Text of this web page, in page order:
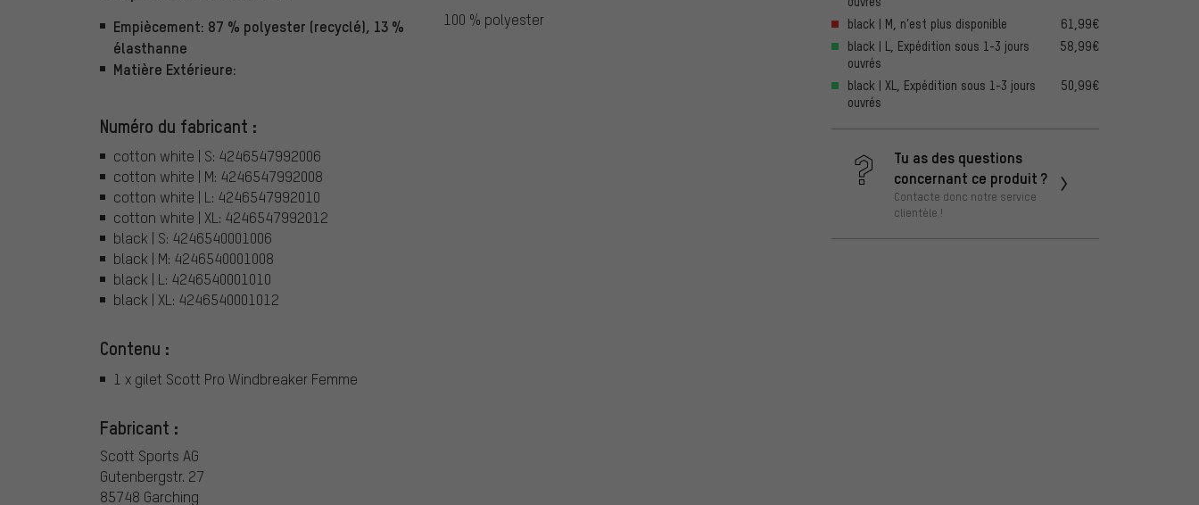
Empiècement: 87 % polyester (recyclé), 13 %
élasthanne
Matière Extérieure:
100 % polyester
Numéro du fabricant :
cotton white | S: 4246547992006
cotton white | M: 4246547992008
cotton white | L: 4246547992010
cotton white | XL: 4246547992012
black | S: 4246540001006
black | M: 4246540001008
black | L: 4246540001010
black | XL: 4246540001012
Contenu :
1 x gilet Scott Pro Windbreaker Femme
Fabricant :
Scott Sports AG
Gutenbergstr. 27
85748 Garching
black | M, n’est plus disponible
61,99€
black | L, Expédition sous 1-3 jours
ouvrés
58,99€
black | XL, Expédition sous 1-3 jours
ouvrés
50,99€
Tu as des questions
concernant ce produit ?
Contacte donc notre service
clientèle !